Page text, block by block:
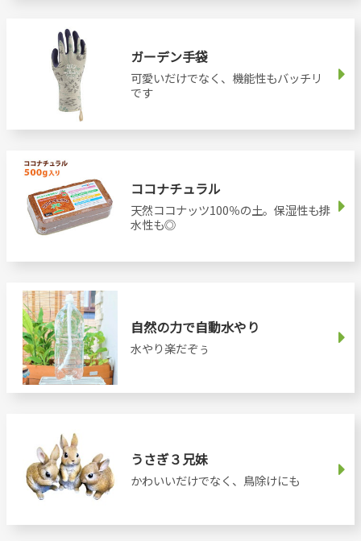
ガーデン手袋
可愛いだけでなく、機能性もバッチリ
です
ココナチュラル
天然ココナッツ100％の土。保湿性も排
水性も◎
自然の力で自動水やり
水やり楽だぞぅ
うさぎ３兄妹
かわいいだけでなく、鳥除けにも